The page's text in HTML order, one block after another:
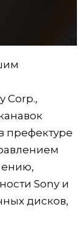
Corp.,
префектуре
Sony и
дисков,